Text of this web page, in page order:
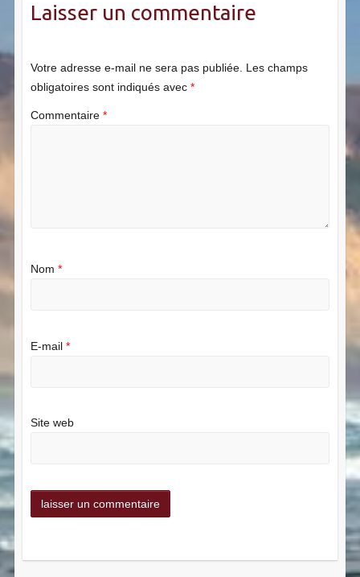
Laisser un commentaire
Votre adresse e-mail ne sera pas publiée. Les champs
obligatoires sont indiqués avec *
Commentaire *
Nom *
E-mail *
Site web